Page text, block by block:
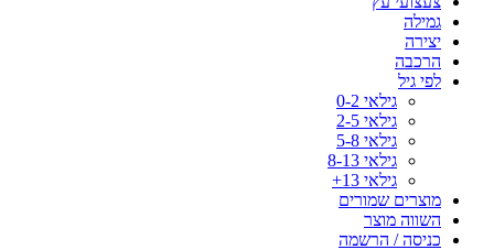
גמילה
יצירה
הרכבה
לפי גיל
גילאי 0-2
גילאי 2-5
גילאי 5-8
גילאי 8-13
גילאי 13+
מוצרים שמורים
השווה מוצר
כניסה / הרשמה